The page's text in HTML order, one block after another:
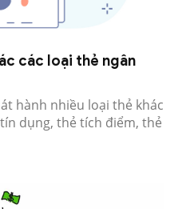
các loại thẻ ngân
hành nhiều loại thẻ khác
dụng, thẻ tích điểm, thẻ